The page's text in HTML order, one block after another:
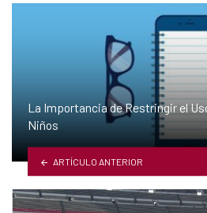
La Importancia de Restringir el
Niños
ARTÍCULO ANTERIOR